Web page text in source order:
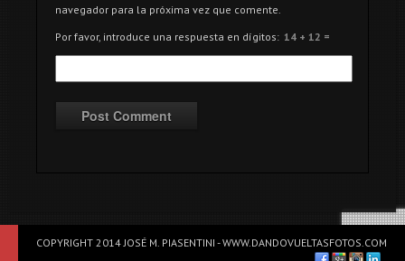
navegador para la próxima vez que comente.
Por favor, introduce una respuesta en dígitos: 14 + 12 =
COPYRIGHT 2014 JOSÉ M. PIASENTINI - WWW.DANDOVUELTASFOTOS.COM